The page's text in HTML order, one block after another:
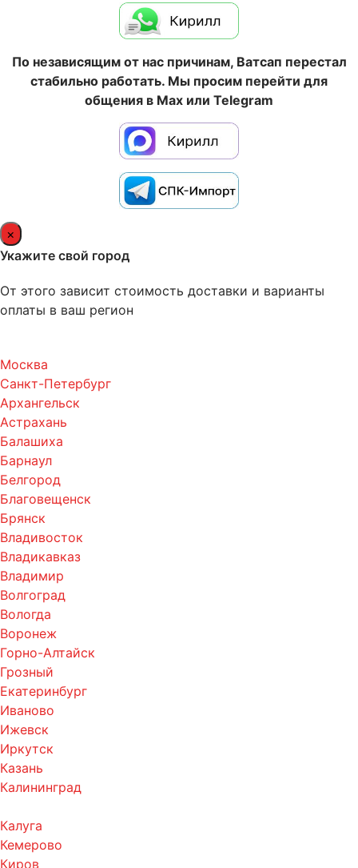
По независящим от нас причинам, Ватсап перестал
стабильно работать. Мы просим перейти для
общения в Max или Telegram
×
Укажите свой город
От этого зависит стоимость доставки и варианты
оплаты в ваш регион
Москва
Санкт-Петербург
Архангельск
Астрахань
Балашиха
Барнаул
Белгород
Благовещенск
Брянск
Владивосток
Владикавказ
Владимир
Волгоград
Вологда
Воронеж
Горно-Алтайск
Грозный
Екатеринбург
Иваново
Ижевск
Иркутск
Казань
Калининград
Калуга
Кемерово
Киров